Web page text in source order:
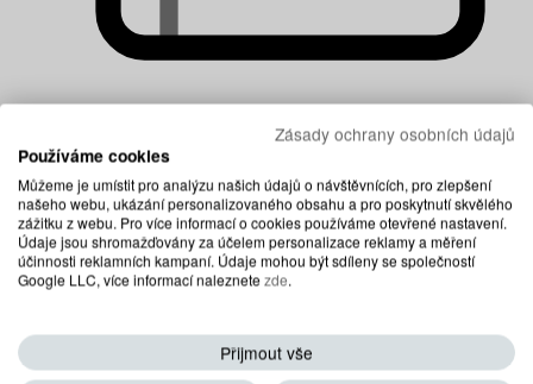
Matrace podle materiálů
Celá nabídka Matrace podle materiálů
Zásady ochrany osobních údajů
Používáme cookies
Můžeme je umístit pro analýzu našich údajů o návštěvnících, pro zlepšení
našeho webu, ukázání personalizovaného obsahu a pro poskytnutí skvělého
zážitku z webu. Pro více informací o cookies používáme otevřené nastavení.
Údaje jsou shromažďovány za účelem personalizace reklamy a měření
účinnosti reklamních kampaní. Údaje mohou být sdíleny se společností
Google LLC, více informací naleznetezde.
Přijmout vše